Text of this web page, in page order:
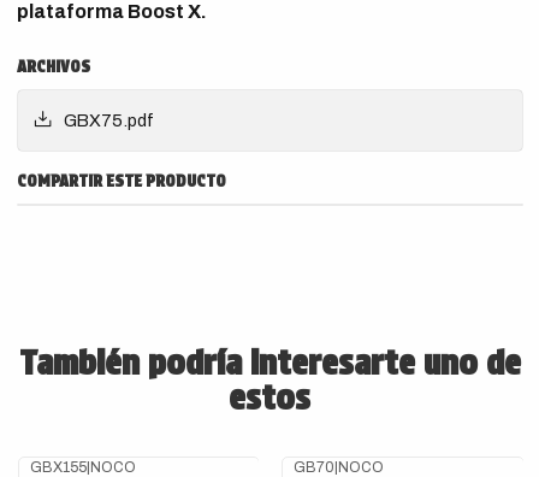
plataforma Boost X.
ARCHIVOS
GBX75.pdf
COMPARTIR ESTE PRODUCTO
También podría interesarte uno de
estos
GBX155|NOCO GB70|NOCO